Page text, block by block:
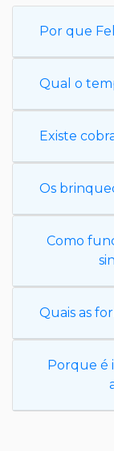
Por que
Qual o
Existe
Os
Como
Quais as
Porque é